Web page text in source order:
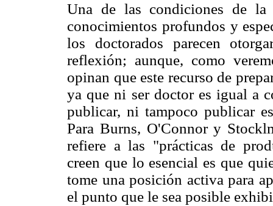
Una de las condiciones de
conocimientos profundos y
los doctorados parecen
reflexión; aunque, como
opinan que este recurso de
ya que ni ser doctor es igual a
publicar, ni tampoco publicar
Para Burns, O'Connor y
refiere a las "prácticas de
creen que lo esencial es que
tome una posición activa para
el punto que le sea posible